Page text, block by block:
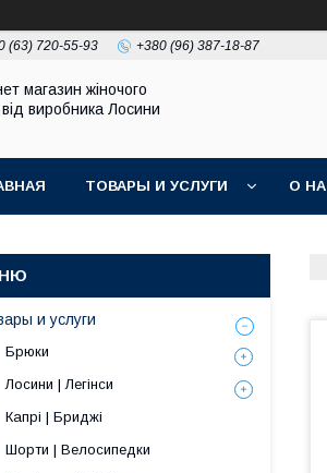
(63) 720-55-93 +380 (96) 387-18-87
магазин жіночого
виробника Лосини
ТОВАРЫ И УСЛУГИ О
и услуги
Брюки
Лосини | Легінси
Капрі | Бриджі
Шорти | Велосипедки